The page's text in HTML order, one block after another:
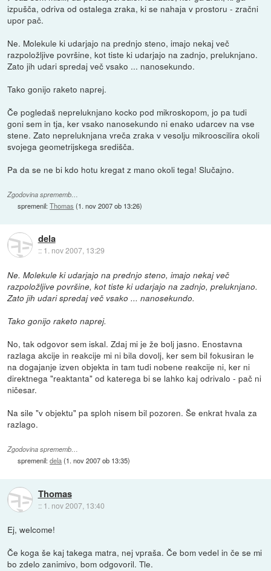
izpušča, odriva od ostalega zraka, ki se nahaja v prostoru - zračni
upor pač.
Ne. Molekule ki udarjajo na prednjo steno, imajo nekaj več
razpoložljive površine, kot tiste ki udarjajo na zadnjo, preluknjano.
Zato jih udari spredaj več vsako ... nanosekundo.
Tako gonijo raketo naprej.
Če pogledaš nepreluknjano kocko pod mikroskopom, jo pa tudi
goni sem in tja, ker vsako nanosekundo ni enako udarcev na vse
stene. Zato nepreluknjana vreča zraka v vesolju mikrooscilira okoli
svojega geometrijskega središča.
Pa da se ne bi kdo hotu kregat z mano okoli tega! Slučajno.
Zgodovina sprememb…
spremenil:Thomas (1. nov 2007 ob 13:26)
dela
:: 1. nov 2007, 13:29
Ne. Molekule ki udarjajo na prednjo steno, imajo nekaj več
razpoložljive površine, kot tiste ki udarjajo na zadnjo, preluknjano.
Zato jih udari spredaj več vsako ... nanosekundo.
Tako gonijo raketo naprej.
No, tak odgovor sem iskal. Zdaj mi je že bolj jasno. Enostavna
razlaga akcije in reakcije mi ni bila dovolj, ker sem bil fokusiran le
na dogajanje izven objekta in tam tudi nobene reakcije ni, ker ni
direktnega "reaktanta" od katerega bi se lahko kaj odrivalo - pač ni
ničesar.
Na sile "v objektu" pa sploh nisem bil pozoren. Še enkrat hvala za
razlago.
Zgodovina sprememb…
spremenil:dela(1. nov 2007 ob 13:35)
Thomas
:: 1. nov 2007, 13:40
Ej, welcome!
Če koga še kaj takega matra, nej vpraša. Če bom vedel in če se mi
bo zdelo zanimivo, bom odgovoril. Tle.